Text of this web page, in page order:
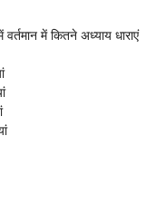
में कितने अध्याय धाराएं